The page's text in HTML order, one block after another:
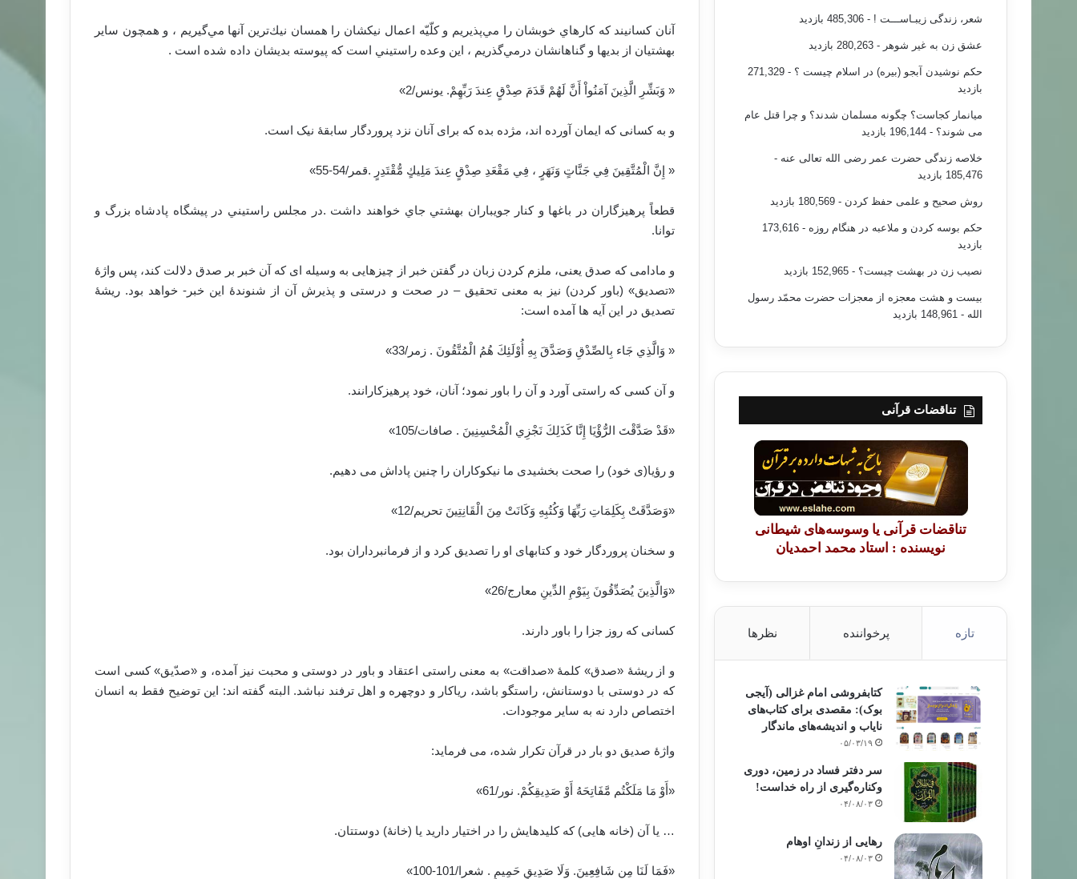
‏آنان كسانيند كه كارهاي خوبشان را مي‌پذيريم و كلّيّه اعمال نيكشان را همسان نيك‌ترين آنها مي‌گيريم ، و همچون ساير
بهشتيان از بديها و گناهانشان درمي‌گذريم ، اين وعده راستيني است كه پيوسته بديشان داده شده است .‏
« وَبَشِّرِ الَّذِينَ آمَنُواْ أَنَّ لَهُمْ قَدَمَ صِدْقٍ عِندَ رَبِّهِمْ. یونس/2»
و به کسانی که ایمان آورده اند، مژده بده که برای آنان نزد پروردگار سابقۀ نیک است.
« إِنَّ الْمُتَّقِينَ فِي جَنَّاتٍ وَنَهَرٍ ‏، فِي مَقْعَدِ صِدْقٍ عِندَ مَلِيكٍ مُّقْتَدِرٍ ‏.قمر/54-55»
‏قطعاً پرهيزگاران در باغها و كنار جويباران بهشتي جاي خواهند داشت .‏‏در مجلس راستيني در پيشگاه پادشاه بزرگ و
توانا.‏
و مادامی که صدق یعنی، ملزم کردن زبان در گفتن خبر از چیزهایی به وسیله ای که آن خبر بر صدق دلالت کند، پس واژۀ
«تصدیق» (باور کردن) نیز به معنی تحقیق – در صحت و درستی و پذیرش آن از شنوندۀ این خبر- خواهد بود. ریشۀ
تصدیق در این آیه ها آمده است:
« وَالَّذِي جَاء بِالصِّدْقِ وَصَدَّقَ بِهِ أُوْلَئِكَ هُمُ الْمُتَّقُونَ . زمر/33»
و آن کسی که راستی آورد و آن را باور نمود؛ آنان، خود پرهیزکارانند.
«قَدْ صَدَّقْتَ الرُّؤْيَا إِنَّا كَذَلِكَ نَجْزِي الْمُحْسِنِينَ . صافات/105»
و رؤیا(ی خود) را صحت بخشیدی ما نیکوکاران را چنین پاداش می دهیم.
«وَصَدَّقَتْ بِكَلِمَاتِ رَبِّهَا وَكُتُبِهِ وَكَانَتْ مِنَ الْقَانِتِينَ ‏تحریم/12»
و سخنان پروردگار خود و کتابهای او را تصدیق کرد و از فرمانبرداران بود.
«وَالَّذِينَ يُصَدِّقُونَ بِيَوْمِ الدِّينِ ‏معارج/26»
کسانی که روز جزا را باور دارند.
و از ریشۀ «صدق» کلمۀ «صداقت» به معنی راستی اعتقاد و باور در دوستی و محبت نیز آمده، و «صدّیق» کسی است
که در دوستی با دوستانش، راستگو باشد، ریاکار و دوچهره و اهل ترفند نباشد. البته گفته اند: این توضیح فقط به انسان
اختصاص دارد نه به سایر موجودات.
واژۀ صدیق دو بار در قرآن تکرار شده، می فرماید:
«أَوْ مَا مَلَكْتُم مَّفَاتِحَهُ أَوْ صَدِيقِكُمْ. نور/61»
… یا آن (خانه هایی) که کلیدهایش را در اختیار دارید یا (خانۀ) دوستتان.
«فَمَا لَنَا مِن شَافِعِينَ. وَلَا صَدِيقٍ حَمِيمٍ ‏. شعرا/101-100»
شعر، زندگی زیبـاســـت ! - 485,306 بازدید
عشق زن به غیر شوهر - 280,263 بازدید
حکم نوشیدن آبجو (بیره) در اسلام چیست ؟
- 271,329
بازدید
میانمار کجاست؟ چگونه مسلمان شدند؟ و چرا قتل عام
می شوند؟ - 196,144 بازدید
خلاصه زندگی حضرت عمر رضی الله تعالی عنه -
185,476 بازدید
روش صحیح و علمی حفظ کردن - 180,569 بازدید
حکم بوسه کردن و ملاعبه در هنگام روزه
- 173,616
بازدید
نصیب زن در بهشت چیست؟ - 152,965 بازدید
بیست و هشت معجزه از معجزات حضرت محمّد رسول
الله - 148,961 بازدید
تناقضات قرآنی
تناقضات قرآنی یا وسوسه‌های شیطانی
نویسنده : استاد محمد احمدیان
تازه پرخواننده نظرها
کتابفروشی امام غزالی (آیجی
بوک): مقصدی برای کتاب‌های
نایاب و اندیشه‌های ماندگار
۰۵/۰۳/۱۹
سر دفتر فساد در زمین‌، دوری
وکناره‌گیری از راه خداست‌!
۰۴/۰۸/۰۳
رهایی از زندانِ اوهام
۰۴/۰۸/۰۳